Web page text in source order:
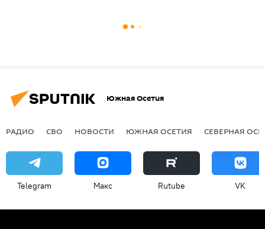
Южная Осетия
РАДИО СВО НОВОСТИ ЮЖНАЯ ОСЕТИЯ СЕВЕРНАЯ
Telegram Макс Rutube VK